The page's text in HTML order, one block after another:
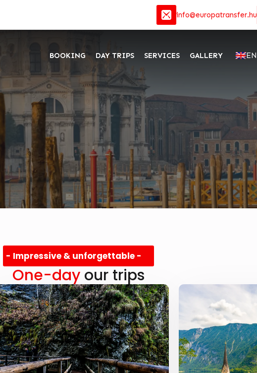
info@europatransfer.hu
BOOKING DAY TRIPS SERVICES GALLERY EN
- Impressive & unforgettable -
One-day our trips